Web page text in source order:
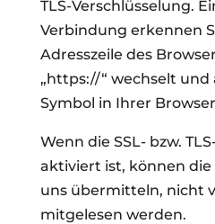
TLS-Verschlüsselung.
Verbindung erkennen
Adresszeile des
„https://“ wechselt und
Symbol in Ihrer
Wenn die SSL- bzw.
aktiviert ist, können die
uns übermitteln, nicht
mitgelesen werden.